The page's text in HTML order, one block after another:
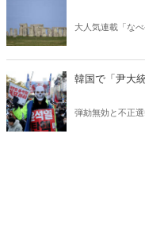
大人気連載「な
韓国で「尹大
弾劾無効と不正